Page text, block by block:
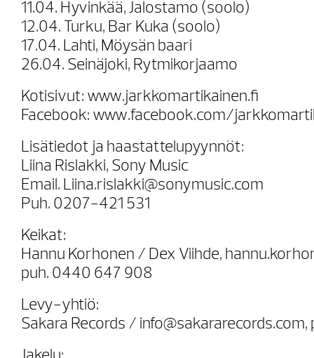
11.04. Hyvinkää, Jalostamo (soolo)
12.04. Turku, Bar Kuka (soolo)
17.04. Lahti, Möysän baari
26.04. Seinäjoki, Rytmikorjaamo
Kotisivut: www.jarkkomartikainen.fi
Facebook: www.facebook.com/
Lisätiedot ja haastattelupyynnöt:
Liina Rislakki, Sony Music
Email. Liina.rislakki@sonymusic.com
Puh. 0207-421 531
Keikat:
Hannu Korhonen / Dex Viihde,
puh. 0440 647 908
Levy-yhtiö:
Sakara Records /